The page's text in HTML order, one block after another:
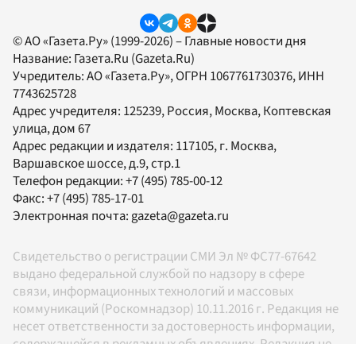
© АО «Газета.Ру» (1999-2026) – Главные новости дня
Название: Газета.Ru (Gazeta.Ru)
Учредитель:АО «Газета.Ру», ОГРН 1067761730376, ИНН
7743625728
Адрес учредителя: 125239, Россия, Москва, Коптевская
улица, дом 67
Адрес редакции и издателя: 117105, г. Москва,
Варшавское шоссе, д.9, стр.1
Телефон редакции:+7 (495) 785-00-12
Факс:+7 (495) 785-17-01
Электронная почта:gazeta@gazeta.ru
Свидетельство о регистрации СМИ Эл № ФС77-67642
выдано федеральной службой по надзору в сфере
связи, информационных технологий и массовых
коммуникаций (Роскомнадзор) 10.11.2016 г. Редакция не
несет ответственности за достоверность информации,